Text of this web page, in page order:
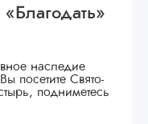
наследие
посетите Свято-
подниметесь